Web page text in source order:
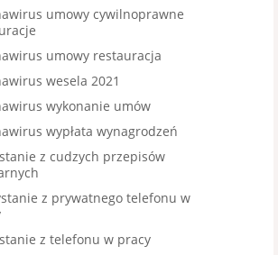
umowy cywilnoprawne
umowy restauracja
wesela 2021
wykonanie umów
wypłata wynagrodzeń
z cudzych przepisów
z prywatnego telefonu w
z telefonu w pracy